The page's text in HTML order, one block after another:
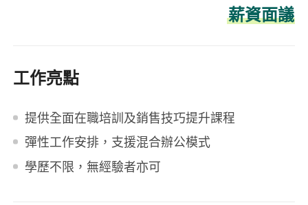
薪資面議
工作亮點
提供全面在職培訓及銷售技巧提升課程
彈性工作安排，支援混合辦公模式
學歷不限，無經驗者亦可